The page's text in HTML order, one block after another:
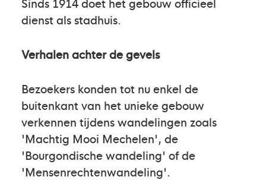
dienst als stadhuis.
Verhalen achter de gevels
Bezoekers konden tot nu enkel de
buitenkant van het unieke gebouw
verkennen tijdens wandelingen zoals
'Machtig Mooi Mechelen', de
'Bourgondische wandeling' of de
'Mensenrechtenwandeling'.